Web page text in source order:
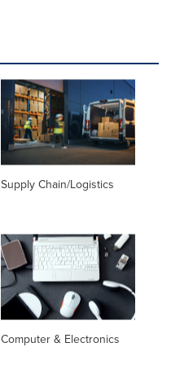
Supply Chain/Logistics
Computer & Electronics